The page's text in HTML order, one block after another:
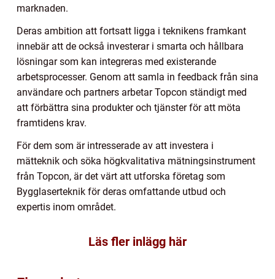
marknaden.
Deras ambition att fortsatt ligga i teknikens framkant
innebär att de också investerar i smarta och hållbara
lösningar som kan integreras med existerande
arbetsprocesser. Genom att samla in feedback från sina
användare och partners arbetar Topcon ständigt med
att förbättra sina produkter och tjänster för att möta
framtidens krav.
För dem som är intresserade av att investera i
mätteknik och söka högkvalitativa mätningsinstrument
från Topcon, är det värt att utforska företag som
Bygglaserteknik för deras omfattande utbud och
expertis inom området.
Läs fler inlägg här